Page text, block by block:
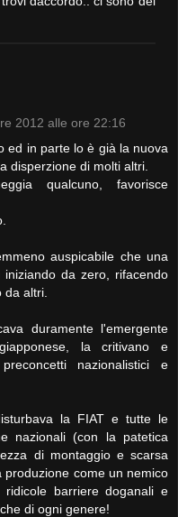
2012 alle ore 22:16
ed in parte lo è già la nuova
disperzione di molti altri.
qualcuno, favorisce
auspicabile che una
da zero, rifacendo
altri.
duramente l'emergente
la critivano e
nazionalistici e
la FIAT e tutte le
nazionali (con la patetica
di montaggio e scarsa
come un nemico
barriere doganali e
di ogni genere!